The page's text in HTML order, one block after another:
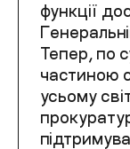
функції
Тепер, по
частиною
усьому